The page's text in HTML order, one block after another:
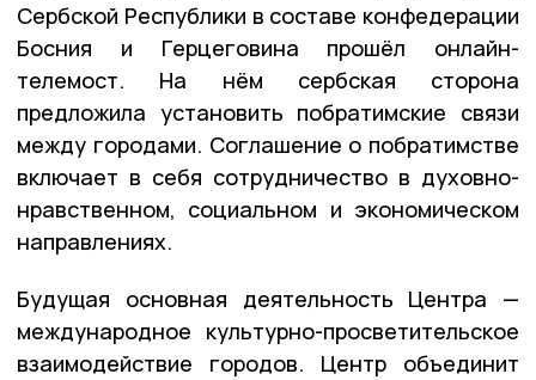
Сербской Республики в составе конфедерации
Босния и Герцеговина прошёл онлайн-
телемост. На нём сербская сторона
предложила установить побратимские связи
между городами. Соглашение о побратимстве
включает в себя сотрудничество в духовно-
нравственном, социальном и экономическом
направлениях.
Будущая основная деятельность Центра —
международное культурно-просветительское
взаимодействие городов. Центр объединит